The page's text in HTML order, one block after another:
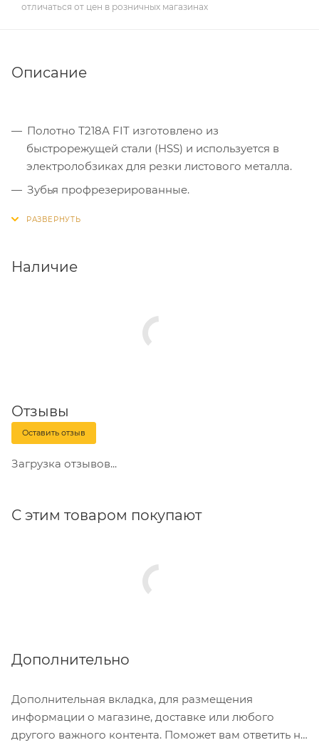
отличаться от цен в розничных магазинах
Описание
Полотно Т218А FIT изготовлено из
быстрорежущей стали (HSS) и используется в
электролобзиках для резки листового металла.
Зубья профрезерированные.
Такое пильное полотно предназначено для
Наличие
Отзывы
Оставить отзыв
Загрузка отзывов...
С этим товаром покупают
Дополнительно
Дополнительная вкладка, для размещения
информации о магазине, доставке или любого
другого важного контента. Поможет вам ответить на